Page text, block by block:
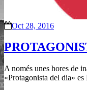
Oct 28, 2016
A només unes hores de
«Protagonista del dia»